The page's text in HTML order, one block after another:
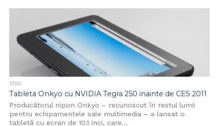
STIRI
Tableta Onkyo cu NVIDIA Tegra 250 inainte de CES 2011
Producătorul nipon Onkyo – recunoscut în restul lumii
pentru echipamentele sale multimedia – a lansat o
tabletă cu ecran de 10.1 inci, care...